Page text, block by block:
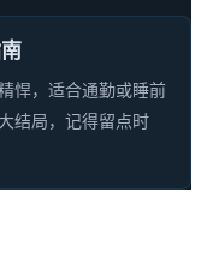
悍，适合通勤或睡前
结局，记得留点时